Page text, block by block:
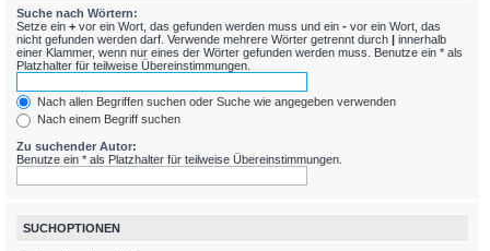
Suche nach Wörtern:
Setze ein + vor ein Wort, das gefunden werden muss und ein - vor ein Wort, das
nicht gefunden werden darf. Verwende mehrere Wörter getrennt durch | innerhalb
einer Klammer, wenn nur eines der Wörter gefunden werden muss. Benutze ein * als
Platzhalter für teilweise Übereinstimmungen.
Nach allen Begriffen suchen oder Suche wie angegeben verwenden
Nach einem Begriff suchen
Zu suchender Autor:
Benutze ein * als Platzhalter für teilweise Übereinstimmungen.
SUCHOPTIONEN